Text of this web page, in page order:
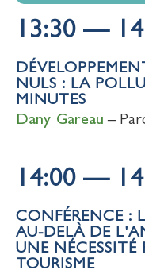
13:30 —
NULS : LA
MINUTES
Dany Gareau –
14:00 —
CONFÉRENCE :
AU-DELÀ DE
UNE NÉCESSITÉ
TOURISME